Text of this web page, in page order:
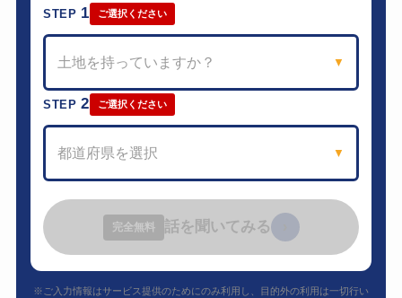
STEP 1 ご選択ください
土地を持っていますか？ ▼
STEP2 ご選択ください
都道府県を選択 ▼
完全無料 話を聞いてみる
※ご入力情報はサービス提供のためにのみ利用し、目的外の利用は一切行い